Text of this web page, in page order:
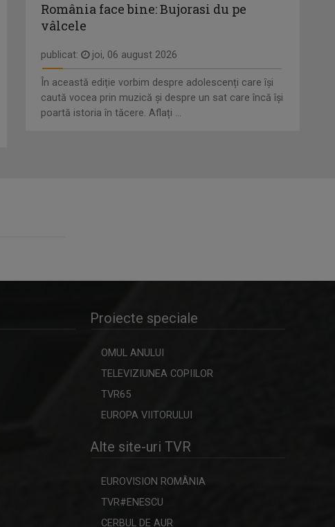
România face bine: Bujorasi du pe
vâlcele
publicat: joi, 06 august 2026
În această ediție vorbim despre adolescenți care își
caută vocea prin muzică și despre un sat care încă își
poartă istoria în tăcere. Aflați ...
Proiecte speciale
OMUL ANULUI
TELEVIZIUNEA COPIILOR
TVR65
EUROPA VIITORULUI
Alte site-uri TVR
EUROVISION ROMÂNIA
TVR#ENESCU
CERBUL DE AUR